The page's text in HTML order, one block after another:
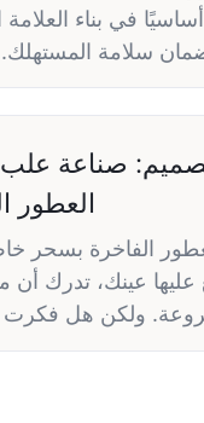
في بناء العلامة
وضمان سلامة
اللوائح الصارمة،
للشركات
في هذا الدليل
التوجهات
تغليف الماريجوانا
على البقاء في طليعة المنافسة.
أهمية التغليف في
صناعة
العطور
الفاخرة بسحر
عينك، تدرك أن
ولكن هل فكرت
يُبذلان في صناعة